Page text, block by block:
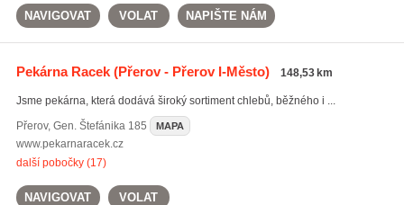
NAVIGOVAT VOLAT NAPIŠTE NÁM
Pekárna Racek(Přerov - Přerov I-Město) 148,53 km
Jsme pekárna, která dodává široký sortiment chlebů, běžného i ...
Přerov, Gen. Štefánika 185 MAPA
www.pekarnaracek.cz
další pobočky (17)
NAVIGOVAT VOLAT